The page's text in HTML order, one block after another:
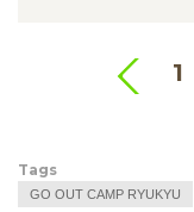
1
Tags
GO OUT CAMP RYUKYU